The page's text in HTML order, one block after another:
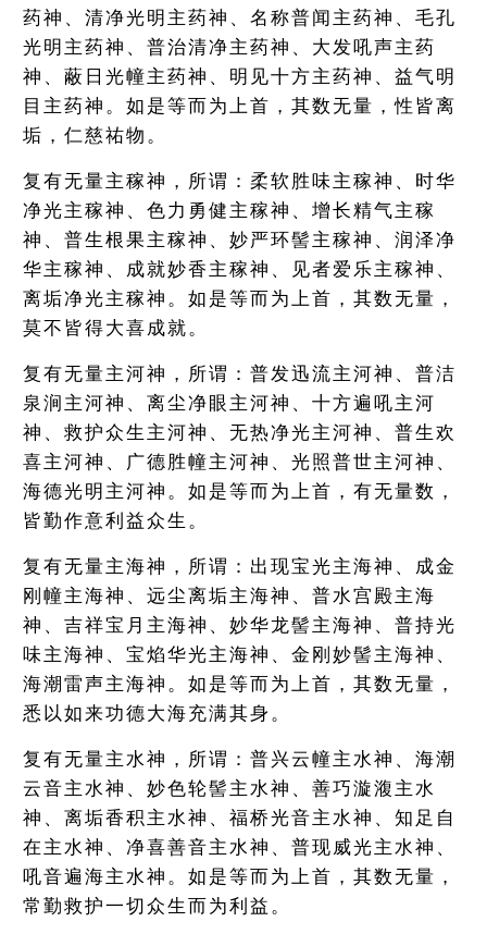
药神、清净光明主药神、名称普闻主药神、毛孔
光明主药神、普治清净主药神、大发吼声主药
神、蔽日光幢主药神、明见十方主药神、益气明
目主药神。如是等而为上首，其数无量，性皆离
垢，仁慈祐物。
复有无量主稼神，所谓：柔软胜味主稼神、时华
净光主稼神、色力勇健主稼神、增长精气主稼
神、普生根果主稼神、妙严环髻主稼神、润泽净
华主稼神、成就妙香主稼神、见者爱乐主稼神、
离垢净光主稼神。如是等而为上首，其数无量，
莫不皆得大喜成就。
复有无量主河神，所谓：普发迅流主河神、普洁
泉涧主河神、离尘净眼主河神、十方遍吼主河
神、救护众生主河神、无热净光主河神、普生欢
喜主河神、广德胜幢主河神、光照普世主河神、
海德光明主河神。如是等而为上首，有无量数，
皆勤作意利益众生。
复有无量主海神，所谓：出现宝光主海神、成金
刚幢主海神、远尘离垢主海神、普水宫殿主海
神、吉祥宝月主海神、妙华龙髻主海神、普持光
味主海神、宝焰华光主海神、金刚妙髻主海神、
海潮雷声主海神。如是等而为上首，其数无量，
悉以如来功德大海充满其身。
复有无量主水神，所谓：普兴云幢主水神、海潮
云音主水神、妙色轮髻主水神、善巧漩澓主水
神、离垢香积主水神、福桥光音主水神、知足自
在主水神、净喜善音主水神、普现威光主水神、
吼音遍海主水神。如是等而为上首，其数无量，
常勤救护一切众生而为利益。